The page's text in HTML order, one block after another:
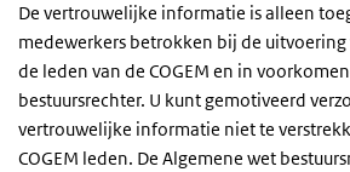
De vertrouwelijke informatie is alleen
medewerkers betrokken bij de uitvoering
de leden van de COGEM en in
bestuursrechter. U kunt gemotiveerd
vertrouwelijke informatie niet te
COGEM leden. De Algemene wet